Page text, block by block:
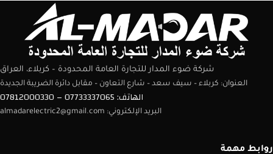
شركة ضوء المدار للتجارة العامة المحدودة – كربلاء، العراق
العنوان: كربلاء – سيف سعد – شارع التعاون – مقابل دائرة الضريبة الجديدة
الهاتف: 07733337065 – 07812000330
البريد الإلكتروني: almadarelectric2@gmail.com
روابط مهمة